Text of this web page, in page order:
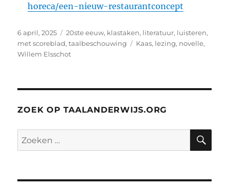
horeca/een-nieuw-restaurantconcept
Geplaatst
op
6 april, 2025 Categorieën
20ste eeuw, klastaken, literatuur, luisteren,
met scoreblad,taalbeschouwing Tags
Kaas, lezing, novelle,
Willem Elsschot
ZOEK OP TAALANDERWIJS.ORG
Zoeken
naar: